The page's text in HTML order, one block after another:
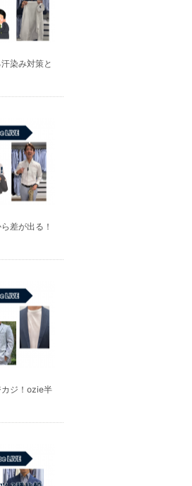
染み対策と
差が出る！
カジ！ozie半